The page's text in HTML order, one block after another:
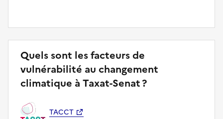
Quels sont les facteurs de
vulnérabilité au changement
climatique à Taxat-Senat ?
TACCT